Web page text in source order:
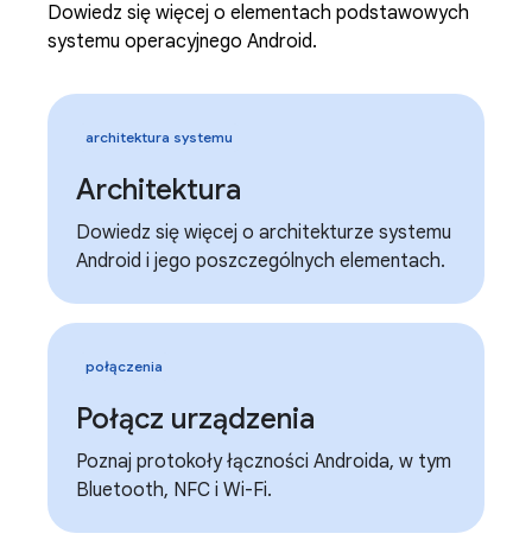
Dowiedz się więcej o elementach podstawowych
systemu operacyjnego Android.
architektura systemu
Architektura
Dowiedz się więcej o architekturze systemu
Android i jego poszczególnych elementach.
połączenia
Połącz urządzenia
Poznaj protokoły łączności Androida, w tym
Bluetooth, NFC i Wi-Fi.